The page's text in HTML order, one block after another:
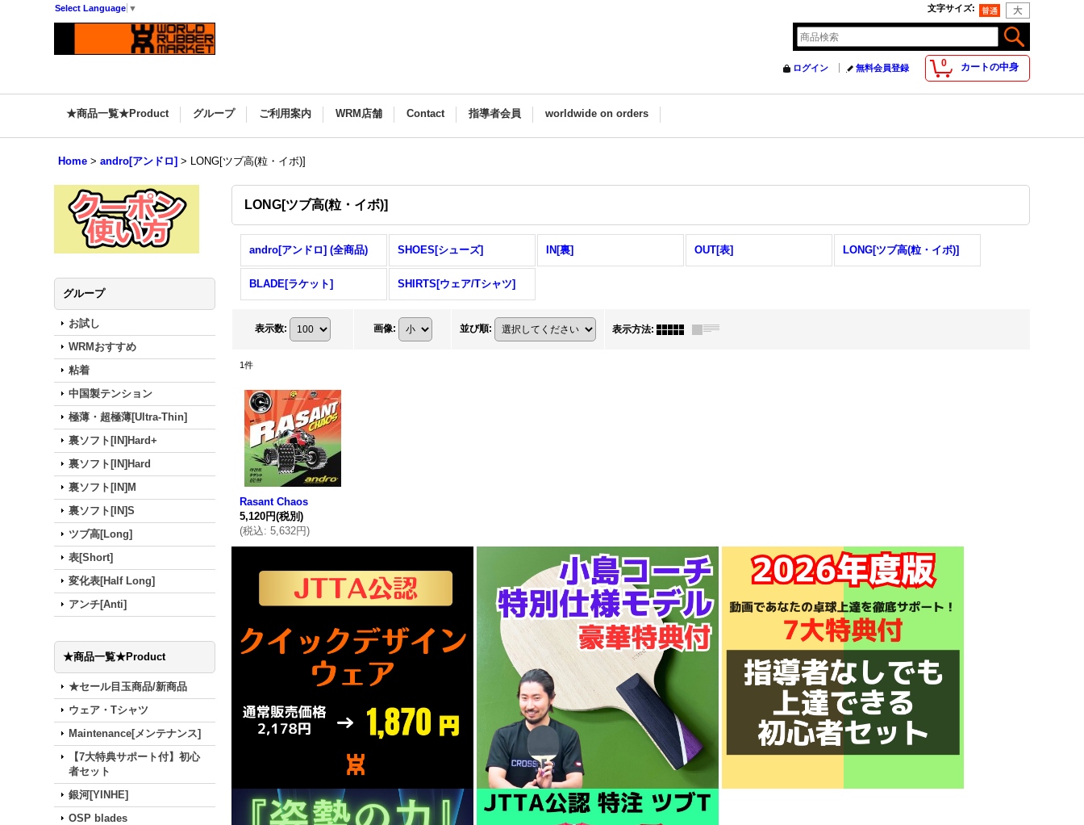
Select Language ▼ 文字サイズ:
0 カートの中身
ログイン 無料会員登録
★商品一覧★Product グループ ご利用案内 WRM店舗 Contact 指導者会員 worldwide on orders
Home > andro[アンドロ] > LONG[ツブ高(粒・イボ)]
グループ
お試し
WRMおすすめ
粘着
中国製テンション
極薄・超極薄[Ultra-Thin]
裏ソフト[IN]Hard+
裏ソフト[IN]Hard
裏ソフト[IN]M
裏ソフト[IN]S
ツブ高[Long]
表[Short]
変化表[Half Long]
アンチ[Anti]
★商品一覧★Product
★セール目玉商品/新商品
ウェア・Tシャツ
Maintenance[メンテナンス]
【7大特典サポート付】初心
者セット
銀河[YINHE]
OSP blades
LONG[ツブ高(粒・イボ)]
andro[アンドロ] (全商品) SHOES[シューズ] IN[裏] OUT[表] LONG[ツブ高(粒・イボ)]
BLADE[ラケット] SHIRTS[ウェア/Tシャツ]
表示数: 画像: 並び順: 表示方法:
1件
Rasant Chaos
5,120円(税別)
(税込: 5,632円)